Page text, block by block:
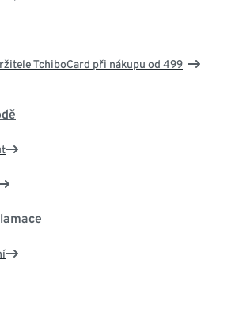
TchiboCard při nákupu od 499